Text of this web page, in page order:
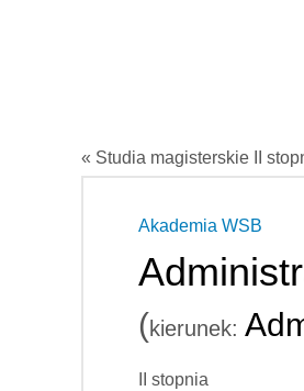
« Studia magisterskie II
Akademia WSB
(kierunek:
II stopnia